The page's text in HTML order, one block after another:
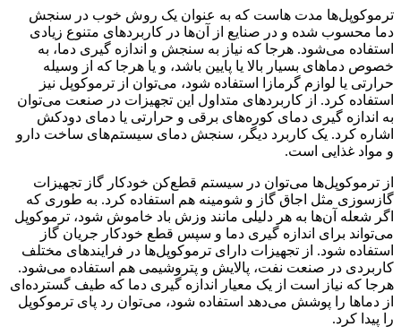
ترموکوپل‌ها مدت هاست که به عنوان یک روش خوب در سنجش
دما محسوب شده و در صنایع از آن‌ها در کاربردهای متنوع زیادی
استفاده می‌شود. هرجا که نیاز به سنجش و اندازه گیری دما، به
خصوص دماهای بسیار بالا یا پایین باشد، و یا هرجا که از وسیله
حرارتی یا لوازم گرمازا استفاده شود، می‌توان از ترموکوپل نیز
استفاده کرد. از کاربردهای متداول این تجهیزات در صنعت می‌توان
به اندازه گیری دمای کوره‌های برقی و حرارتی یا دمای دودکش
اشاره کرد. یک کاربرد دیگر، سنجش دمای سیستم‌های ساخت دارو
و مواد غذایی است.
از ترموکوپل‌ها می‌توان در سیستم قطع‌کن خودکار گاز تجهیزات
گازسوزی مثل اجاق گاز و شومینه هم استفاده کرد. به طوری که
اگر شعله آن‌ها به هر دلیلی مانند وزش باد خاموش شود، ترموکوپل
می‌تواند برای اندازه گیری دما و سپس قطع خودکار جریان گاز
استفاده شود. از تجهیزات دارای ترموکوپل‌ها در فرایندهای مختلف
کاربردی در صنعت نفت، پالایش و پتروشیمی هم استفاده می‌شود.
هرجا که نیاز است از یک معیار اندازه گیری دما که طیف گسترده‌ای
از دماها را پوشش می‌دهد استفاده شود، می‌توان رد پای ترموکوپل
را پیدا کرد.